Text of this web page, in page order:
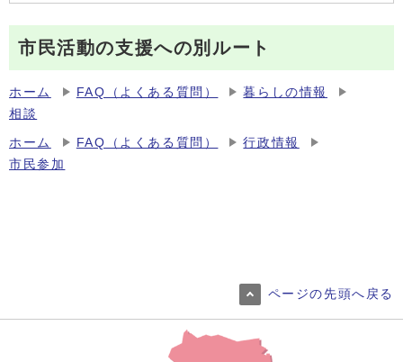
市民活動の支援への別ルート
ホーム FAQ（よくある質問）
暮らしの情報
相談
ホーム FAQ（よくある質問）
行政情報
市民参加
ページの先頭へ戻る